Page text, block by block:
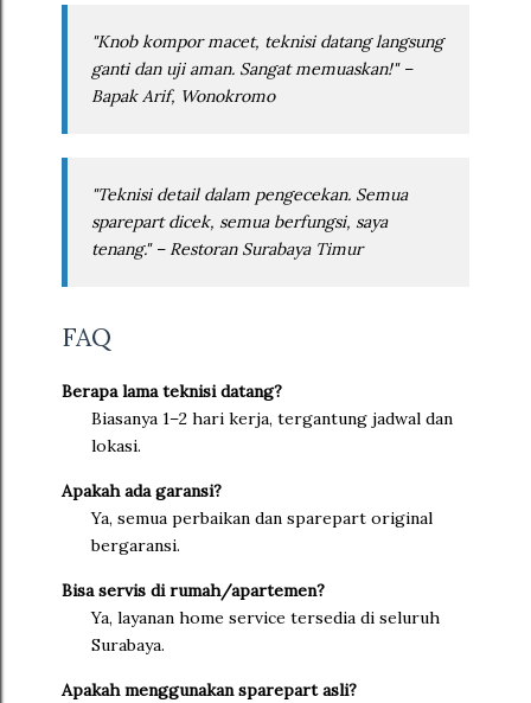
"Knob kompor macet, teknisi datang langsung
ganti dan uji aman. Sangat memuaskan!" –
Bapak Arif, Wonokromo
"Teknisi detail dalam pengecekan. Semua
sparepart dicek, semua berfungsi, saya
tenang." – Restoran Surabaya Timur
FAQ
Berapa lama teknisi datang?
Biasanya 1–2 hari kerja, tergantung jadwal dan
lokasi.
Apakah ada garansi?
Ya, semua perbaikan dan sparepart original
bergaransi.
Bisa servis di rumah/apartemen?
Ya, layanan home service tersedia di seluruh
Surabaya.
Apakah menggunakan sparepart asli?